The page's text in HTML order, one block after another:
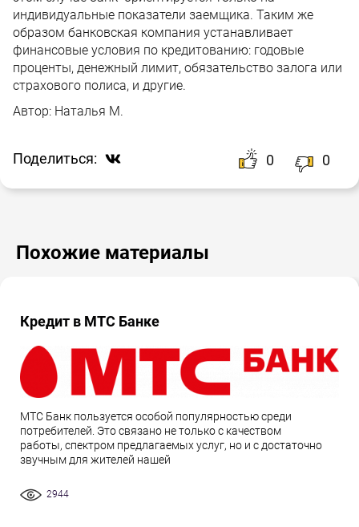
индивидуальные показатели заемщика. Таким же
образом банковская компания устанавливает
финансовые условия по кредитованию: годовые
проценты, денежный лимит, обязательство залога или
страхового полиса, и другие.
Автор: Наталья М.
Поделиться: 0 0
Похожие материалы
Кредит в МТС Банке
МТС Банк пользуется особой популярностью среди
потребителей. Это связано не только с качеством
работы, спектром предлагаемых услуг, но и с достаточно
звучным для жителей нашей
2944